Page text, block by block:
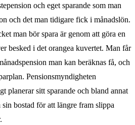
och eget sparande som man
och det man tidigare fick i månadslön.
man bör spara är genom att göra en
besked i det orangea kuvertet. Man får
man kan beräknas få, och
Pensionsmyndigheten
planerar sitt sparande och bland annat
sin bostad för att längre fram slippa